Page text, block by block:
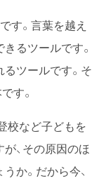
す。言葉を越え
るツールです。
ツールです。そ
す。
校など子どもを
、その原因のほ
か。だから今、